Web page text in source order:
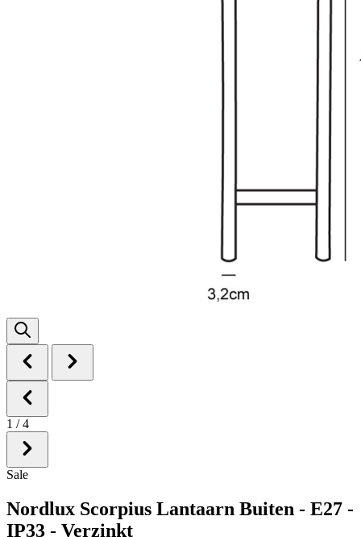
1 / 4
Sale
Nordlux Scorpius Lantaarn Buiten - E27 -
IP33 - Verzinkt